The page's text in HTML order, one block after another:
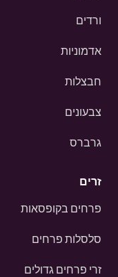
ורדים
אדמוניות
חבצלות
צבעונים
גרברס
זרים
פרחים בקופסאות
סלסלות פרחים
זרי פרחים גדולים